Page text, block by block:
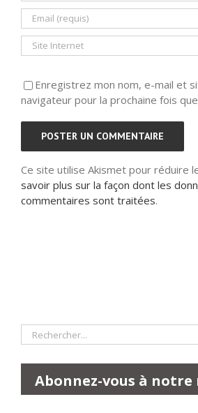
Enregistrez mon nom, e-mail et
navigateur pour la prochaine fois
Ce site utilise Akismet pour réduire
savoir plus sur la façon dont les
commentaires sont traitées.
Rechercher:
Abonnez-vous à